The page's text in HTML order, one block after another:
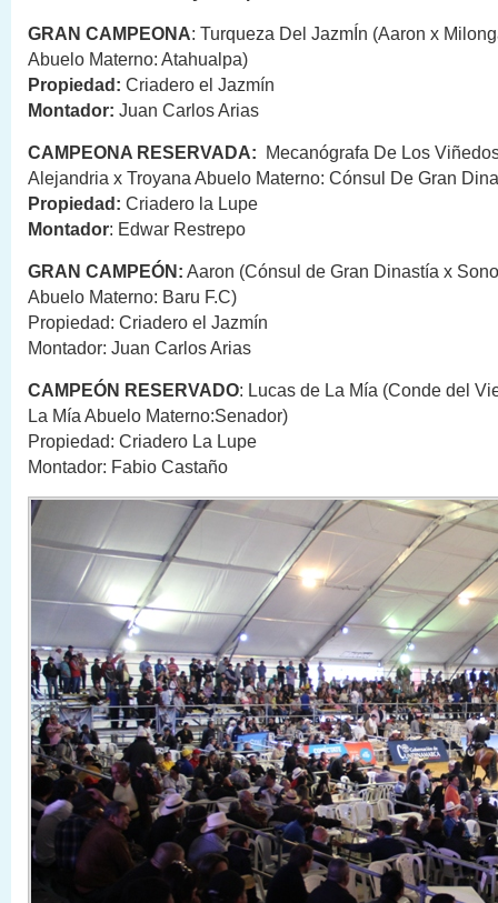
GRAN CAMPEONA: Turqueza Del JazmÍn (Aaron x
Abuelo Materno: Atahualpa)
Propiedad: Criadero el Jazmín
Montador: Juan Carlos Arias
CAMPEONA RESERVADA: Mecanógrafa De Los
Alejandria x Troyana Abuelo Materno: Cónsul De Gran
Propiedad: Criadero la Lupe
Montador: Edwar Restrepo
GRAN CAMPEÓN: Aaron (Cónsul de Gran Dinastía x
Abuelo Materno: Baru F.C)
Propiedad: Criadero el Jazmín
Montador: Juan Carlos Arias
CAMPEÓN RESERVADO: Lucas de La Mía (Conde del
La Mía Abuelo Materno:Senador)
Propiedad: Criadero La Lupe
Montador: Fabio Castaño